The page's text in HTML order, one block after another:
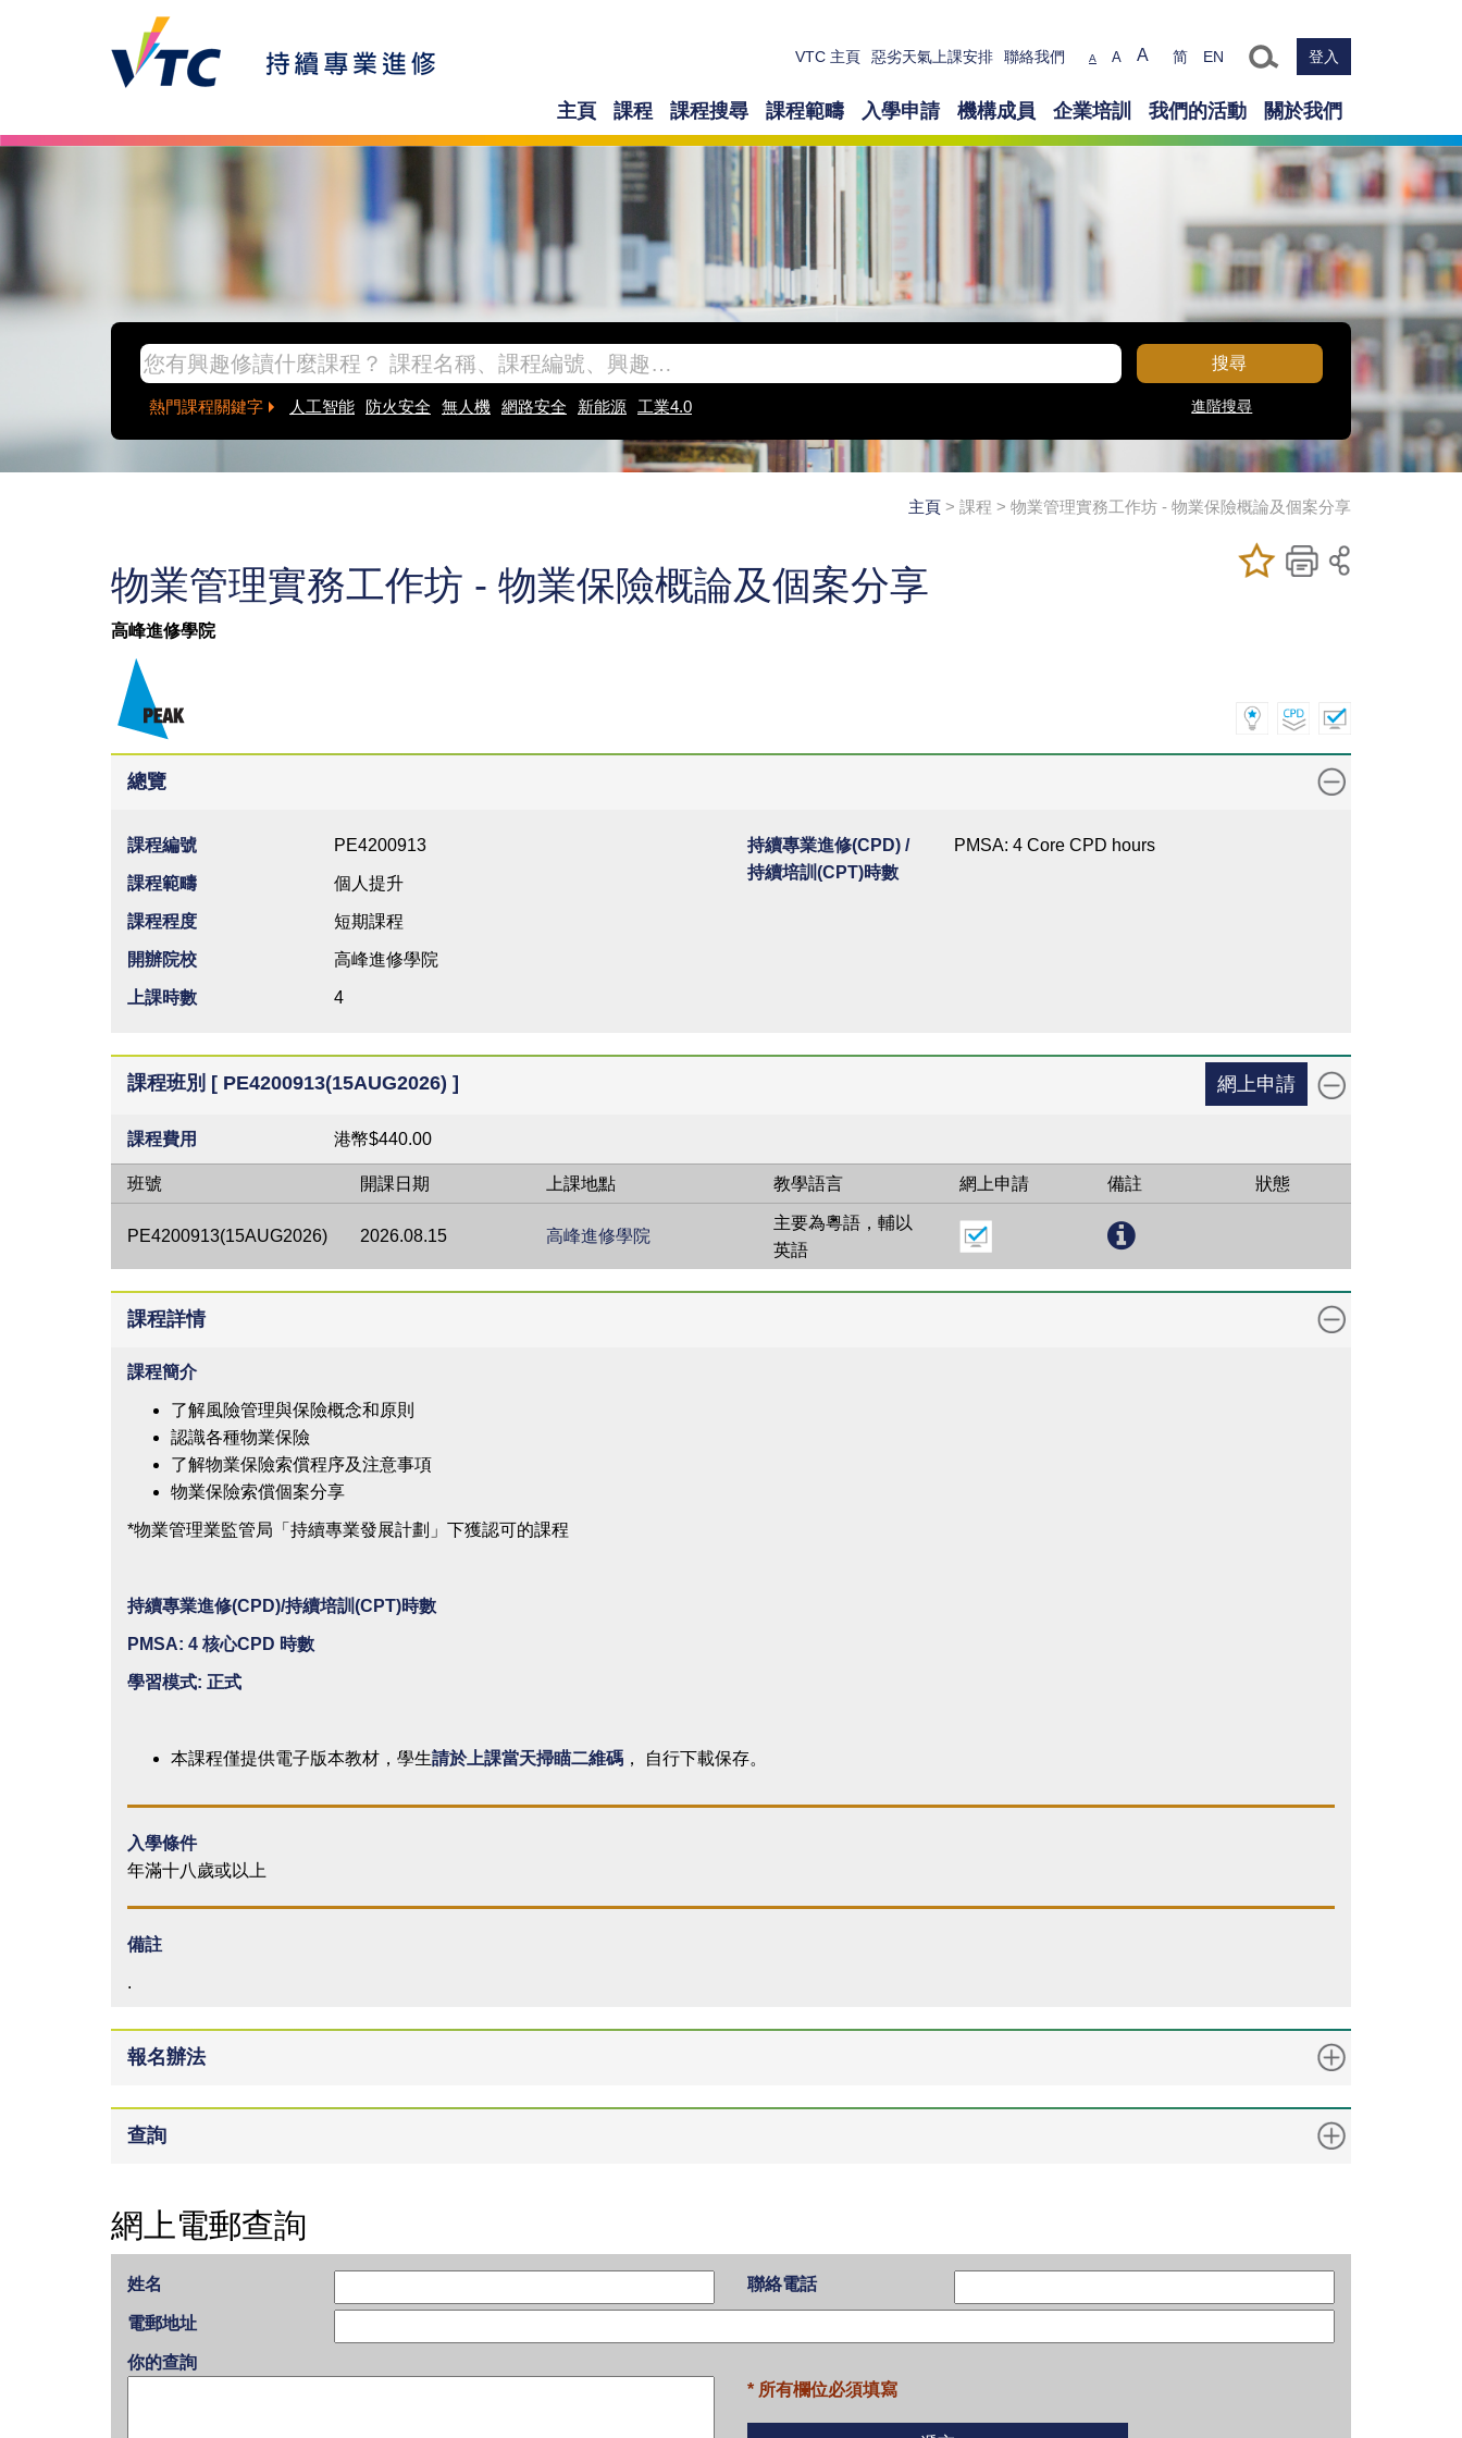
Skip to main content
VTC 主頁 惡劣天氣上課安排 聯絡我們
Text size
A A A 简 EN 登入
主頁 課程 課程搜尋 課程範疇 入學申請 機構成員 企業培訓 我們的活動 關於我們
搜尋
熱門課程關鍵字 人工智能 防火安全 無人機 網路安全 新能源 工業4.0 進階搜尋
主頁 > 課程 > 物業管理實務工作坊 - 物業保險概論及個案分享
加入/移除我喜
愛的課程
儲存課程
列印
物業管理實務工作坊 - 物業保險概論及個案分享
高峰進修學院
總覽
課程編號 PE4200913
課程範疇 個人提升
課程程度 短期課程
開辦院校 高峰進修學院
上課時數 4
持續專業進修(CPD) /
持續培訓(CPT)時數
PMSA: 4 Core CPD hours
課程班別 [ PE4200913(15AUG2026) ] 網上申請
課程費用 港幣$440.00
班號 開課日期 上課地點 教學語言 網上申請 備註 狀態
PE4200913(15AUG2026) 2026.08.15 高峰進修學院
主要為粵語，輔以
英語
課程詳情
課程簡介
了解風險管理與保險概念和原則
認識各種物業保險
了解物業保險索償程序及注意事項
物業保險索償個案分享
*物業管理業監管局「持續專業發展計劃」下獲認可的課程
持續專業進修(CPD)/持續培訓(CPT)時數
PMSA: 4 核心CPD 時數
學習模式: 正式
本課程僅提供電子版本教材，學生請於上課當天掃瞄二維碼 ， 自行下載保存。
入學條件
年滿十八歲或以上
備註
.
報名辦法
查詢
網上電郵查詢
姓名 聯絡電話
電郵地址
你的查詢
* 所有欄位必須填寫